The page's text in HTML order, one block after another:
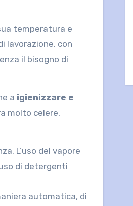
temperatura e
lavorazione, con
il bisogno di
a igienizzare e
molto celere,
L’uso del vapore
di detergenti
automatica, di